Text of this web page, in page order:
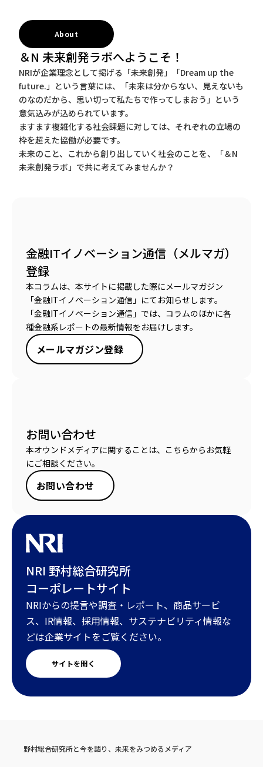
About
＆N 未来創発ラボへようこそ！
NRIが企業理念として掲げる「未来創発」「Dream up the
future.」という言葉には、「未来は分からない、見えないも
のなのだから、思い切って私たちで作ってしまおう」という
意気込みが込められています。
ますます複雑化する社会課題に対しては、それぞれの立場の
枠を超えた協働が必要です。
未来のこと、これから創り出していく社会のことを、「＆N
未来創発ラボ」で共に考えてみませんか？
金融ITイノベーション通信（メルマガ）
登録
本コラムは、本サイトに掲載した際にメールマガジン
「金融ITイノベーション通信」にてお知らせします。
「金融ITイノベーション通信」では、コラムのほかに各
種金融系レポートの最新情報をお届けします。
メールマガジン登録
お問い合わせ
本オウンドメディアに関することは、こちらからお気軽
にご相談ください。
お問い合わせ
NRI 野村総合研究所
コーポレートサイト
NRIからの提言や調査・レポート、商品サービ
ス、IR情報、採用情報、サステナビリティ情報な
どは企業サイトをご覧ください。
サイトを開く
野村総合研究所と今を語り、未来をみつめるメディア